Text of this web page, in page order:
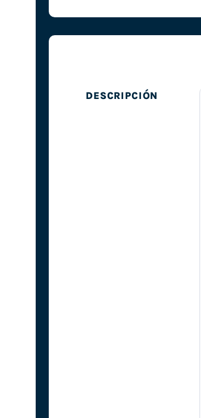
DESCRIPCIÓN